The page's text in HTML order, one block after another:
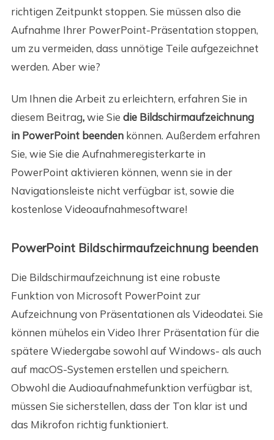
richtigen Zeitpunkt stoppen. Sie müssen also die
Aufnahme Ihrer PowerPoint-Präsentation stoppen,
um zu vermeiden, dass unnötige Teile aufgezeichnet
werden. Aber wie?
Um Ihnen die Arbeit zu erleichtern, erfahren Sie in
diesem Beitrag,wie Sie die Bildschirmaufzeichnung
in PowerPoint beendenkönnen. Außerdem erfahren
Sie, wie Sie die Aufnahmeregisterkarte in
PowerPoint aktivieren können, wenn sie in der
Navigationsleiste nicht verfügbar ist, sowie die
kostenlose Videoaufnahmesoftware!
PowerPoint Bildschirmaufzeichnung beenden
Die Bildschirmaufzeichnung ist eine robuste
Funktion von Microsoft PowerPoint zur
Aufzeichnung von Präsentationen als Videodatei. Sie
können mühelos ein Video Ihrer Präsentation für die
spätere Wiedergabe sowohl auf Windows- als auch
auf macOS-Systemen erstellen und speichern.
Obwohl die Audioaufnahmefunktion verfügbar ist,
müssen Sie sicherstellen, dass der Ton klar ist und
das Mikrofon richtig funktioniert.